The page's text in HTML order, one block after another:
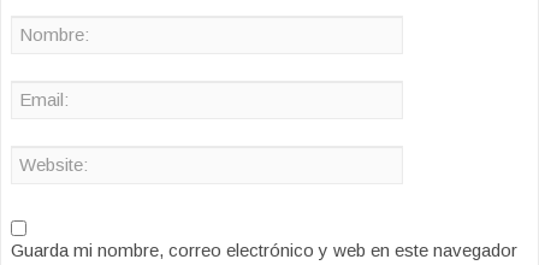
Guarda mi nombre, correo electrónico y web en este navegador